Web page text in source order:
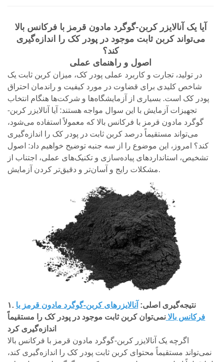
آیا یک آنالایزر کربن-گوگرد مادون قرمز با فرکانس بالا
می‌تواند کربن ثابت موجود در پودر کک را اندازه‌گیری
کند؟
اصول و راهنمای عملی
در تولید، تجارت و کاربرد عملی پودر کک، میزان کربن ثابت یک
شاخص کلیدی برای قضاوت در مورد کیفیت و راندمان احتراق
پودر کک است. بسیاری از آزمایشگاه‌ها و شرکت‌ها هنگام انتخاب
تجهیزات آزمایش با این سوال مواجه هستند: آیا آنالایزر کربن-
گوگرد مادون قرمز با فرکانس بالا که معمولاً استفاده می‌شود،
می‌تواند مستقیماً درصد کربن ثابت در پودر کک را اندازه‌گیری
کند؟ امروز، این موضوع را از سه جنبه توضیح خواهیم داد: اصول
تشخیص، استانداردهای پیاده‌سازی و تکنیک‌های عملی، اجتناب از
مشکلات رایج و آسان‌تر و دقیق‌تر کردن آزمایش.
۱. نتیجه‌گیری اصلی: آنالایزرهای کربن-گوگرد مادون قرمز با
فرکانس بالا نمی‌توان کربن ثابت موجود در پودر کک را مستقیماً
اندازه‌گیری کرد
اگرچه یک آنالایزر کربن-گوگرد مادون قرمز با فرکانس بالا
نمی‌تواند مستقیماً محتوای کربن ثابت پودر کک را اندازه‌گیری کند،